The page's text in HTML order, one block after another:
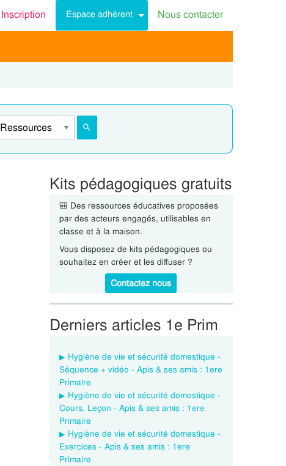
Inscription Espace adhérent Nous contacter
Kits pédagogiques gratuits
🎒 Des ressources éducatives proposées
par des acteurs engagés, utilisables en
classe et à la maison.
Vous disposez de kits pédagogiques ou
souhaitez en créer et les diffuser ?
Contactez nous
Derniers articles 1e Prim
Hygiène de vie et sécurité domestique -
Séquence + vidéo - Apis & ses amis : 1ere
Primaire
Hygiène de vie et sécurité domestique -
Cours, Leçon - Apis & ses amis : 1ere
Primaire
Hygiène de vie et sécurité domestique -
Exercices - Apis & ses amis : 1ere
Primaire